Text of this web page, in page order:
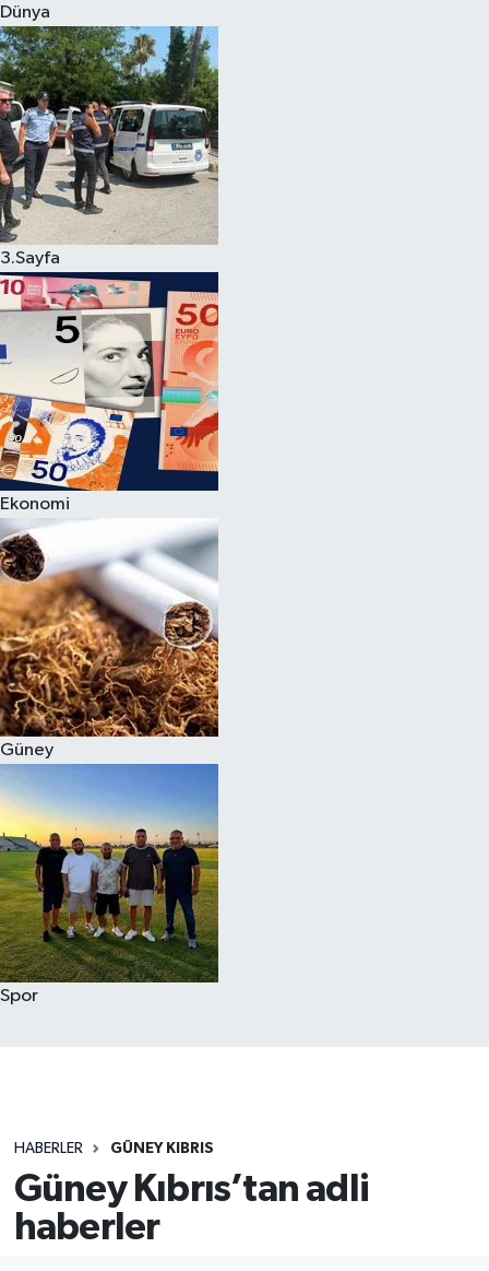
Dünya
3.Sayfa
Ekonomi
Güney
Spor
HABERLER GÜNEY KIBRIS
Güney Kıbrıs’tan adli
haberler